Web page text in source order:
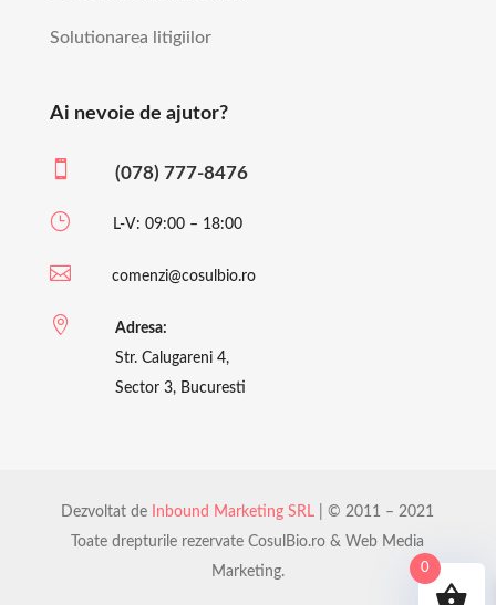
Solutionarea litigiilor
Ai nevoie de ajutor?
 (078) 777-8476
} L-V: 09:00 – 18:00
 comenzi@cosulbio.ro

Adresa:
Str. Calugareni 4,
Sector 3, Bucuresti
Dezvoltat de Inbound Marketing SRL | © 2011 – 2021
Toate drepturile rezervate CosulBio.ro & Web Media
Marketing.
0